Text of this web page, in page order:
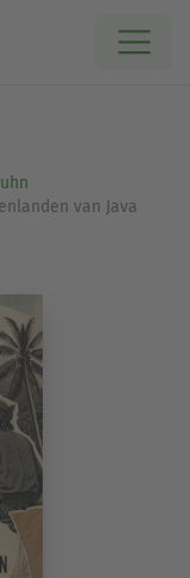
van Java